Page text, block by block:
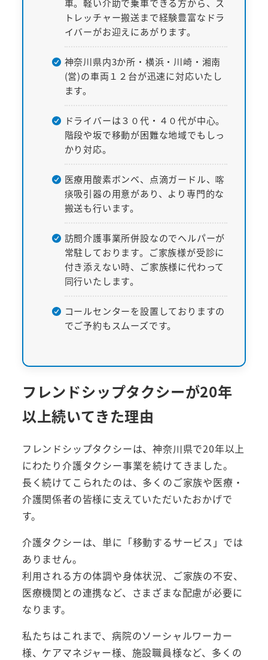
車。軽い介助で乗車できる方から、ス
トレッチャー搬送まで経験豊富なドラ
イバーがお迎えにあがります。
神奈川県内3か所・横浜・川崎・湘南
(営)の車両１２台が迅速に対応いたし
ます。
ドライバーは３０代・４０代が中心。
階段や坂で移動が困難な地域でもしっ
かり対応。
医療用酸素ボンベ、点滴ガードル、喀
痰吸引器の用意があり、より専門的な
搬送も行います。
訪問介護事業所併設なのでヘルパーが
常駐しております。ご家族様が受診に
付き添えない時、ご家族様に代わって
同行いたします。
コールセンターを設置しておりますの
でご予約もスムーズです。
フレンドシップタクシーが20年
以上続いてきた理由
フレンドシップタクシーは、神奈川県で20年以上
にわたり介護タクシー事業を続けてきました。
長く続けてこられたのは、多くのご家族や医療・
介護関係者の皆様に支えていただいたおかげで
す。
介護タクシーは、単に「移動するサービス」では
ありません。
利用される方の体調や身体状況、ご家族の不安、
医療機関との連携など、さまざまな配慮が必要に
なります。
私たちはこれまで、病院のソーシャルワーカー
様、ケアマネジャー様、施設職員様など、多くの